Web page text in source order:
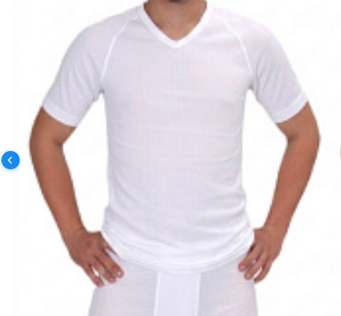
Favorit
Vergleichen